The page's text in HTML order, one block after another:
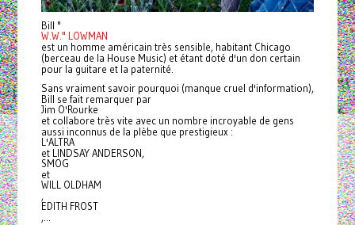
Bill "
W.W." LOWMAN
est un homme américain très sensible, habitant Chicago
(berceau de la House Music) et étant doté d'un don certain
pour la guitare et la paternité.
Sans vraiment savoir pourquoi (manque cruel d'information),
Bill se fait remarquer par
Jim O'Rourke
et collabore très vite avec un nombre incroyable de gens
aussi inconnus de la plèbe que prestigieux :
L'ALTRA
et LINDSAY ANDERSON,
SMOG
et
WILL OLDHAM
,
EDITH FROST
,...